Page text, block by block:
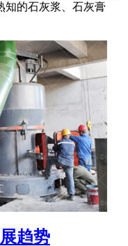
知的石灰浆、石灰膏
趋势